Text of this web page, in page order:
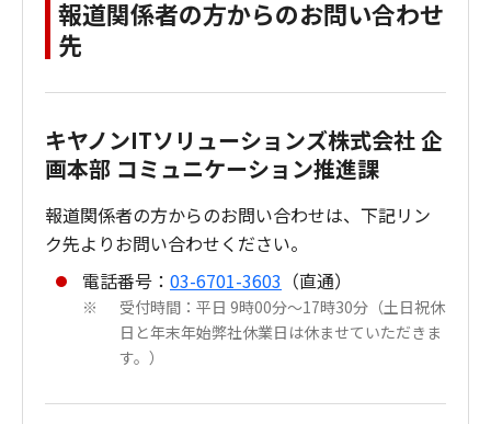
報道関係者の方からのお問い合わせ
先
キヤノンITソリューションズ株式会社 企
画本部 コミュニケーション推進課
報道関係者の方からのお問い合わせは、下記リン
ク先よりお問い合わせください。
電話番号： 03-6701-3603 （直通）
※
受付時間：平日 9時00分～17時30分（土日祝休
日と年末年始弊社休業日は休ませていただきま
す。）